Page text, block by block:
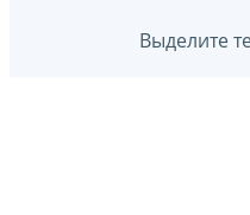
Выделите